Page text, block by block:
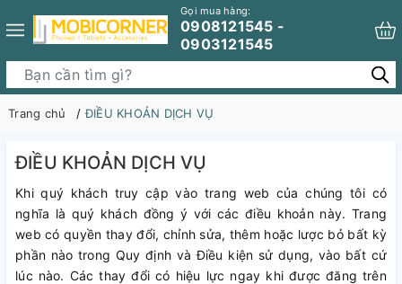
Gọi mua hàng:
0908121545 -
0903121545
Trang chủ ĐIỀU KHOẢN DỊCH VỤ
ĐIỀU KHOẢN DỊCH VỤ
Khi quý khách truy cập vào trang web của chúng tôi có
nghĩa là quý khách đồng ý với các điều khoản này. Trang
web có quyền thay đổi, chỉnh sửa, thêm hoặc lược bỏ bất kỳ
phần nào trong Quy định và Điều kiện sử dụng, vào bất cứ
lúc nào. Các thay đổi có hiệu lực ngay khi được đăng trên